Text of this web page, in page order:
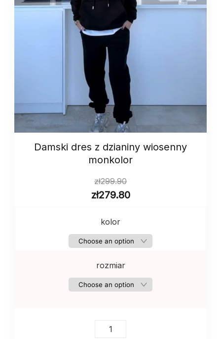
Damski dres z dzianiny wiosenny
monkolor
zł299.90
zł279.80
kolor
rozmiar
Damski